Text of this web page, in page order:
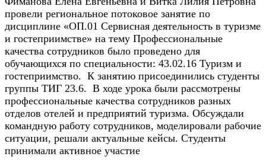
провели региональное потоковое занятие по
дисциплине «ОП.01 Сервисная деятельность в туризме
и гостеприимстве» на тему Профессиональные
качества сотрудников было проведено для
обучающихся по специальности: 43.02.16 Туризм и
гостеприимство. К занятию присоединились студенты
группы ТИГ 23.6. В ходе урока были рассмотрены
профессиональные качества сотрудников разных
отделов отелей и предприятий туризма. Обсуждали
командную работу сотрудников, моделировали рабочие
ситуации, решали актуальные кейсы. Студенты
принимали активное участие